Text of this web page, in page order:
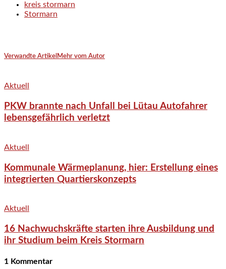
kreis stormarn
Stormarn
Verwandte Artikel Mehr vom Autor
Aktuell
PKW brannte nach Unfall bei Lütau Autofahrer
lebensgefährlich verletzt
Aktuell
Kommunale Wärmeplanung, hier: Erstellung eines
integrierten Quartierskonzepts
Aktuell
16 Nachwuchskräfte starten ihre Ausbildung und
ihr Studium beim Kreis Stormarn
1 Kommentar